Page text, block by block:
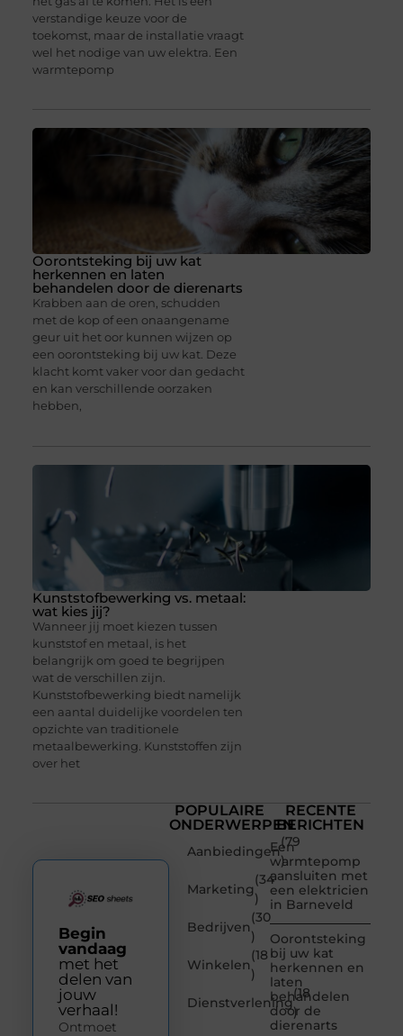
verstandige keuze voor de
toekomst, maar de installatie vraagt
wel het nodige van uw elektra. Een
warmtepomp
Oorontsteking bij uw kat
herkennen en laten
behandelen door de dierenarts
Krabben aan de oren, schudden
met de kop of een onaangename
geur uit het oor kunnen wijzen op
een oorontsteking bij uw kat. Deze
klacht komt vaker voor dan gedacht
en kan verschillende oorzaken
hebben,
Kunststofbewerking vs. metaal:
wat kies jij?
Wanneer jij moet kiezen tussen
kunststof en metaal, is het
belangrijk om goed te begrijpen
wat de verschillen zijn.
Kunststofbewerking biedt namelijk
een aantal duidelijke voordelen ten
opzichte van traditionele
metaalbewerking. Kunststoffen zijn
over het
POPULAIRE
ONDERWERPEN
Aanbiedingen
(79
)
Marketing
(34
)
Bedrijven
(30
)
Winkelen
(18
)
Dienstverlening
(18
)
RECENTE
BERICHTEN
Een
warmtepomp
aansluiten met
een elektricien
in Barneveld
Oorontsteking
bij uw kat
herkennen en
laten
behandelen
door de
dierenarts
Begin
vandaag
met het
delen van
jouw
verhaal!
Ontmoet